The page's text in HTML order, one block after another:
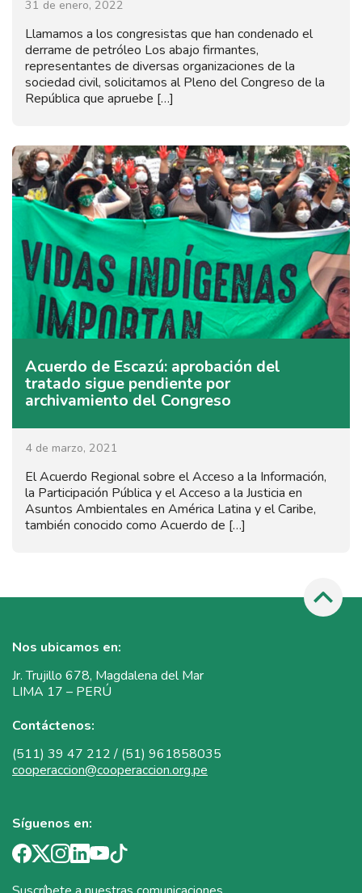
31 de enero, 2022
Llamamos a los congresistas que han condenado el
derrame de petróleo Los abajo firmantes,
representantes de diversas organizaciones de la
sociedad civil, solicitamos al Pleno del Congreso de la
República que apruebe […]
Acuerdo de Escazú: aprobación del
tratado sigue pendiente por
archivamiento del Congreso
4 de marzo, 2021
El Acuerdo Regional sobre el Acceso a la Información,
la Participación Pública y el Acceso a la Justicia en
Asuntos Ambientales en América Latina y el Caribe,
también conocido como Acuerdo de […]
Nos ubicamos en:
Jr. Trujillo 678, Magdalena del Mar
LIMA 17 – PERÚ
Contáctenos:
(511) 39 47 212 / (51) 961858035
cooperaccion@cooperaccion.org.pe
Síguenos en: